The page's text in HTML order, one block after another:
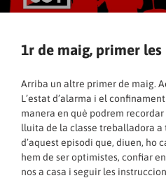
1r de maig, primer les
Arriba un altre primer de maig.
L’estat d’alarma i el
manera en què podrem
lluita de la classe treballadora a
d’aquest episodi que, diuen, ho
hem de ser optimistes, confiar
nos a casa i seguir les